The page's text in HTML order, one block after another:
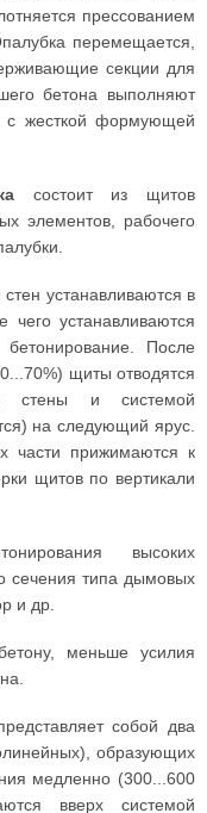
прессованием
перемещается,
секции для
бетона выполняют
с жесткой формующей
состоит из щитов
элементов, рабочего
устанавливаются в
чего устанавливаются
После
щиты отводятся
стены и системой
на следующий ярус.
части прижимаются к
щитов по вертикали
высоких
сечения типа дымовых
и др.
меньше усилия
собой два
образующих
медленно (300...600
вверх системой